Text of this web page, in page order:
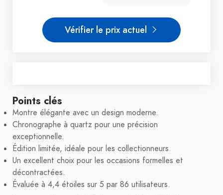
Vérifier le prix actuel
Points clés
Montre élégante avec un design moderne.
Chronographe à quartz pour une précision
exceptionnelle.
Édition limitée, idéale pour les collectionneurs.
Un excellent choix pour les occasions formelles et
décontractées.
Évaluée à 4,4 étoiles sur 5 par 86 utilisateurs.